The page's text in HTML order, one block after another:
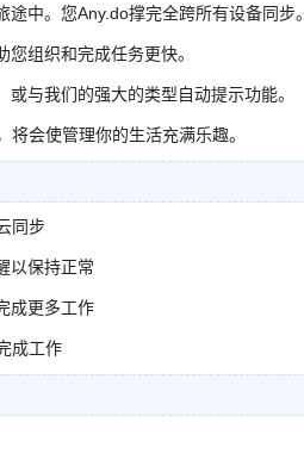
中。您Any.do撑完全跨所有设备同步。
组织和完成任务更快。
与我们的强大的类型自动提示功能。
会使管理你的生活充满乐趣。
同步
以保持正常
成更多工作
成工作